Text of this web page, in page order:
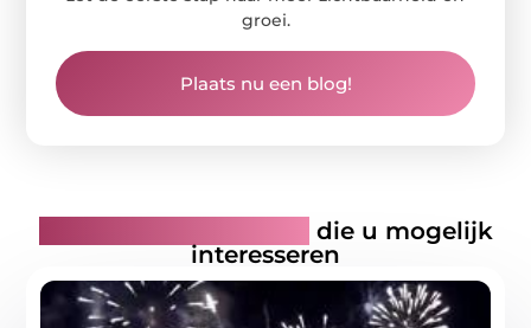
groei.
Plaats nu een blog!
die u mogelijk
interesseren